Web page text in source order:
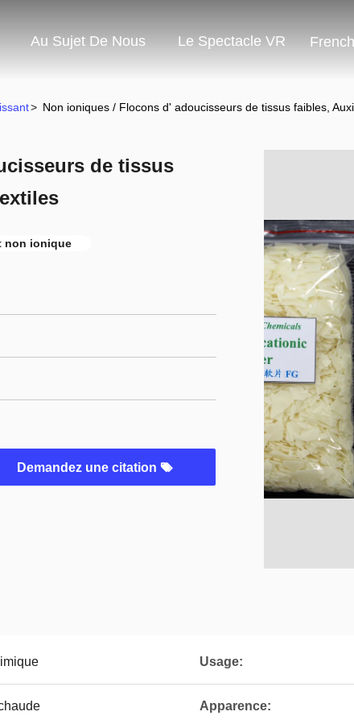
Au Sujet De Nous Le Spectacle VR French
> Non ioniques / Flocons d' adoucisseurs de tissus faibles,
de tissus
non ionique
Demandez une citation
Usage:
Apparence: